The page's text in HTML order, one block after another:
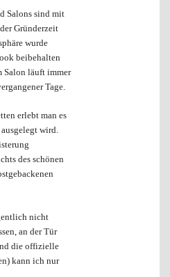
Salons sind mit
Gründerzeit
wurde
beibehalten
Salon läuft immer
Tage.
erlebt man es
wird.
des schönen
nicht
an der Tür
die offizielle
kann ich nur